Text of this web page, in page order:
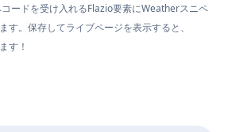
ードを受け入れるFlazio要素にWeatherスニペ
す。保存してライブページを表示すると、
す！